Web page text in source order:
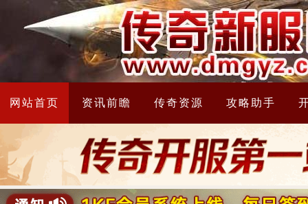
网站首页 资讯前瞻 传奇资源 攻略助手